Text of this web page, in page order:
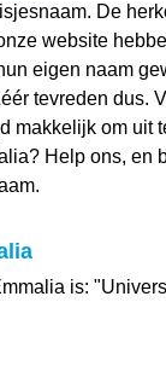
De
website
eigen naam
tevreden dus.
makkelijk om uit
Help ons, en
is: